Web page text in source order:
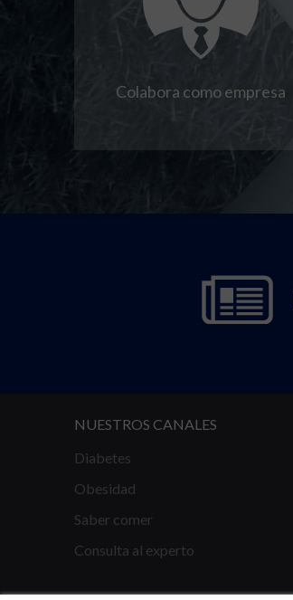
Colabora como empresa
NUESTROS CANALES
Diabetes
Obesidad
Saber comer
Consulta al experto